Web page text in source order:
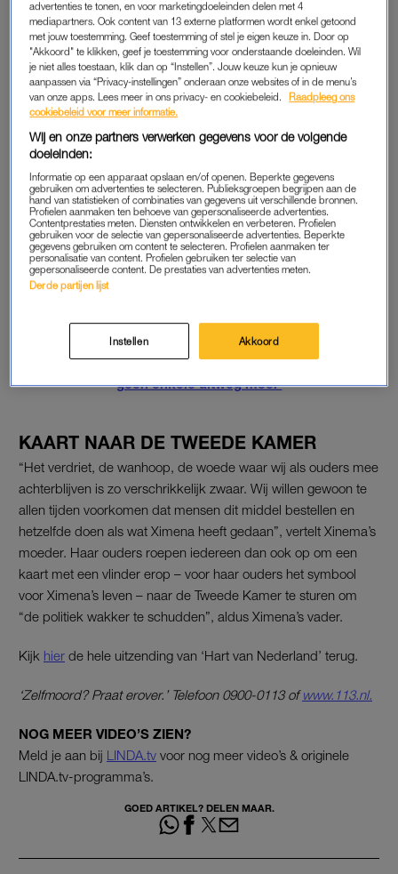
KUNNEN WORDEN’
Haar ouders zagen de zelfmoord van hun dochter niet
aankomen, en zijn ervan overtuigd dat het voorkomen had
kunnen worden. “Met adequate hulp én als het middel niet zo
gepropageerd was”, aldus vader Randy Knol.
HEEFT XIMENA GELEDEN?
Ook de vraag of Ximena heeft geleden bij haar zelfmoord is
iets waar de ouders mee worstelen. Caroline Knol: “Als
mensen spijt krijgen en te weinig van het poeder innemen is
de strijd naar de dood, die onherroepelijk plaatsvindt, een hele
lange lijdensweg. Wij weten niet hoe lang Ximena heeft
Belinda over vriendin die zelfmoord pleegde: ‘Ze zag
geen enkele uitweg meer’
KAART NAAR DE TWEEDE KAMER
“Het verdriet, de wanhoop, de woede waar wij als ouders mee
achterblijven is zo verschrikkelijk zwaar. Wij willen gewoon te
allen tijden voorkomen dat mensen dit middel bestellen en
hetzelfde doen als wat Ximena heeft gedaan”, vertelt Xinema’s
moeder. Haar ouders roepen iedereen dan ook op om een
kaart met een vlinder erop – voor haar ouders het symbool
voor Ximena’s leven – naar de Tweede Kamer te sturen om
“de politiek wakker te schudden”, aldus Ximena’s vader.
Kijk hier de hele uitzending van ‘Hart van Nederland’ terug.
‘Zelfmoord? Praat erover.’ Telefoon 0900-0113 ofwww.113.nl.
NOG MEER VIDEO’S ZIEN?
Meld je aan bij LINDA.tv voor nog meer video’s & originele
LINDA.tv-programma’s.
GOED ARTIKEL? DELEN MAAR.
advertenties te tonen, en voor marketingdoeleinden delen met 4
mediapartners. Ook content van 13 externe platformen wordt enkel getoond
met jouw toestemming. Geef toestemming of stel je eigen keuze in. Door op
"Akkoord" te klikken, geef je toestemming voor onderstaande doeleinden. Wil
je niet alles toestaan, klik dan op “Instellen”. Jouw keuze kun je opnieuw
aanpassen via “Privacy-instellingen” onderaan onze websites of in de menu’s
van onze apps. Lees meer in ons privacy- en cookiebeleid.
Raadpleeg ons
cookiebeleid voor meer informatie.
Wij en onze partners verwerken gegevens voor de volgende
doeleinden:
Informatie op een apparaat opslaan en/of openen. Beperkte gegevens
gebruiken om advertenties te selecteren. Publieksgroepen begrijpen aan de
hand van statistieken of combinaties van gegevens uit verschillende bronnen.
Profielen aanmaken ten behoeve van gepersonaliseerde advertenties.
Contentprestaties meten. Diensten ontwikkelen en verbeteren. Profielen
gebruiken voor de selectie van gepersonaliseerde advertenties. Beperkte
gegevens gebruiken om content te selecteren. Profielen aanmaken ter
personalisatie van content. Profielen gebruiken ter selectie van
gepersonaliseerde content. De prestaties van advertenties meten.
Derde partijen lijst
Instellen Akkoord